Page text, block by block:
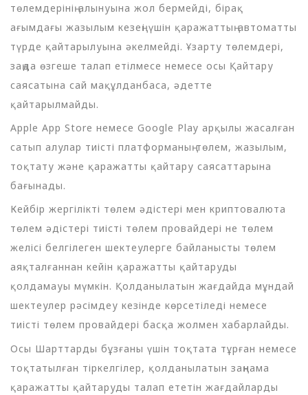
төлемдерінің алынуына жол бермейді, бірақ
ағымдағы жазылым кезеңі үшін қаражаттың автоматты
түрде қайтарылуына әкелмейді. Ұзарту төлемдері,
заңда өзгеше талап етілмесе немесе осы Қайтару
саясатына сай мақұлданбаса, әдетте
қайтарылмайды.
Apple App Store немесе Google Play арқылы жасалған
сатып алулар тиісті платформаның төлем, жазылым,
тоқтату және қаражатты қайтару саясаттарына
бағынады.
Кейбір жергілікті төлем әдістері мен криптовалюта
төлем әдістері тиісті төлем провайдері не төлем
желісі белгілеген шектеулерге байланысты төлем
аяқталғаннан кейін қаражатты қайтаруды
қолдамауы мүмкін. Қолданылатын жағдайда мұндай
шектеулер рәсімдеу кезінде көрсетіледі немесе
тиісті төлем провайдері басқа жолмен хабарлайды.
Осы Шарттарды бұзғаны үшін тоқтата тұрған немесе
тоқтатылған тіркелгілер, қолданылатын заңнама
қаражатты қайтаруды талап ететін жағдайларды